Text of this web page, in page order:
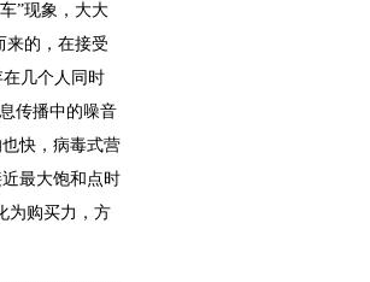
”现象，大大
来的，在接受
几个人同时
传播中的噪音
快，病毒式营
最大饱和点时
为购买力，方